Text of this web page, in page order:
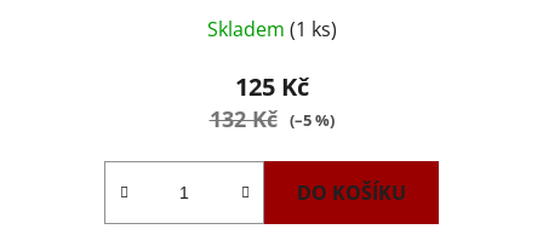
Skladem (1 ks)
125 Kč
132 Kč (–5 %)
DO KOŠÍKU